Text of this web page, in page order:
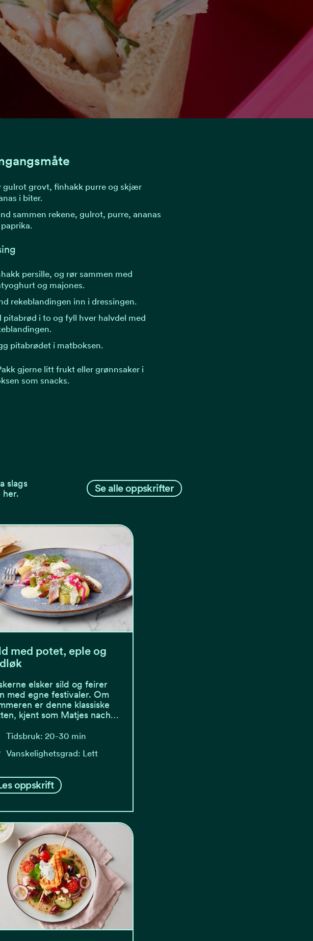
gulrot grovt, finhakk purre og skjær
i biter.
sammen rekene, gulrot, purre, ananas
persille, og rør sammen med
og majones.
rekeblandingen inn i dressingen.
pitabrød i to og fyll hver halvdel med
pitabrødet i matboksen.
gjerne litt frukt eller grønnsaker i
som snacks.
slags
her.
Se alle oppskrifter
med potet, eple og
elsker sild og feirer
med egne festivaler. Om
er denne klassiske
kjent som Matjes nach…
Tidsbruk: 20-30 min
Vanskelighetsgrad: Lett
oppskrift